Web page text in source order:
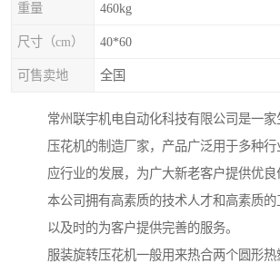
重量 460kg
尺寸（cm） 40*60
可售卖地 全国
常州联宇机电自动化科技有限公司是一家
压花机的制造厂家，产品广泛用于多种
应行业的发展，为广大新老客户提供优良
本公司拥有高素质的技术人才和高素质的
以及时的为客户提供完善的服务。
服装旋转压花机一般用来热合两个圆形热